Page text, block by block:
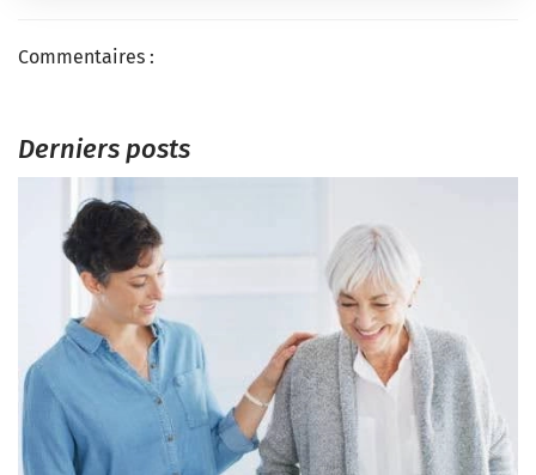
Commentaires :
Derniers posts